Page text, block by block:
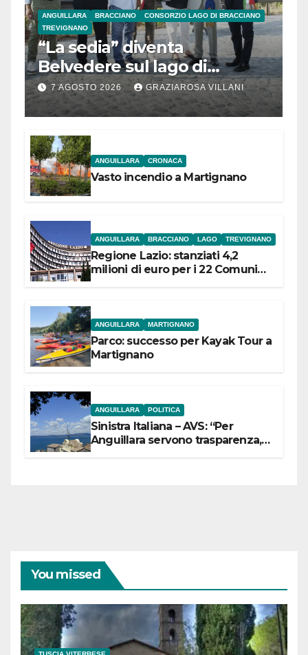
ANGUILLARA BRACCIANO
CONSORZIO LAGO DI BRACCIANO
TREVIGNANO
“La sedia” diventa
Belvedere sul lago di
Bracciano: ieri
l’inaugurazione
7 AGOSTO 2026 GRAZIAROSA VILLANI
ANGUILLARA CRONACA
Vasto incendio a Martignano
ANGUILLARA BRACCIANO LAGO TREVIGNANO
Regione Lazio: stanziati 4,2
milioni di euro per i 22 Comuni
ANGUILLARA MARTIGNANO
Parco: successo per Kayak Tour a
Martignano
ANGUILLARA POLITICA
Sinistra Italiana – AVS: “Per
Anguillara servono trasparenza,
You missed